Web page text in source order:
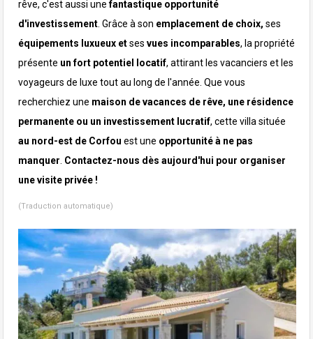
rêve, c'est aussi unefantastique opportunité
d'investissement. Grâce à son emplacement de choix, ses
équipements luxueux etses vues incomparables, la propriété
présente un fort potentiel locatif, attirant les vacanciers et les
voyageurs de luxe tout au long de l'année. Que vous
recherchiez une maison de vacances de rêve, une résidence
permanente ou un investissement lucratif, cette villa située
au nord-est de Corfou est une opportunité à ne pas
manquer. Contactez-nous dès aujourd'hui pour organiser
une visite privée !
(Traduction automatique)